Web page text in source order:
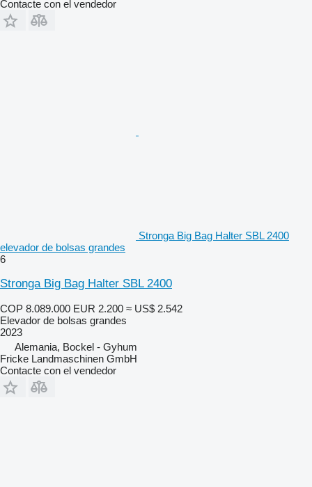
Contacte con el vendedor
Stronga Big Bag Halter SBL 2400
elevador de bolsas grandes
6
Stronga Big Bag Halter SBL 2400
COP 8.089.000 EUR 2.200 ≈ US$ 2.542
Elevador de bolsas grandes
2023
Alemania, Bockel - Gyhum
Fricke Landmaschinen GmbH
Contacte con el vendedor